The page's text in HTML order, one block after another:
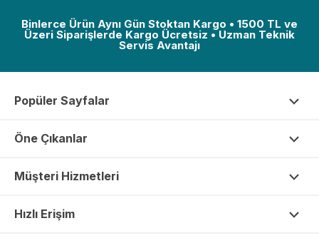
Binlerce Ürün Aynı Gün Stoktan Kargo • 1500 TL ve
Üzeri Siparişlerde Kargo Ücretsiz • Uzman Teknik
Servis Avantajı
Popüler Sayfalar
Öne Çıkanlar
Müşteri Hizmetleri
Hızlı Erişim